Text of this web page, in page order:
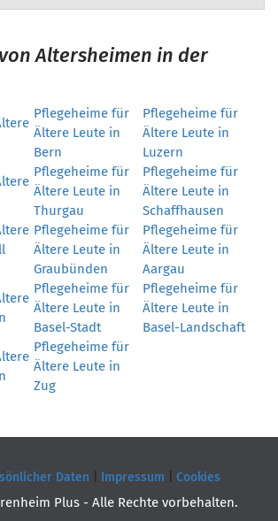
Altersheimen in der
Pflegeheime für
Ältere Leute in
Bern
Pflegeheime für
Ältere Leute in
Luzern
Pflegeheime für
Ältere Leute in
Thurgau
Pflegeheime für
Ältere Leute in
Schaffhausen
Pflegeheime für
Ältere Leute in
Graubünden
Pflegeheime für
Ältere Leute in
Aargau
Pflegeheime für
Ältere Leute in
Basel-Stadt
Pflegeheime für
Ältere Leute in
Basel-Landschaft
Pflegeheime für
Ältere Leute in
Zug
Daten Impressum Cookies
Plus - Alle Rechte vorbehalten.